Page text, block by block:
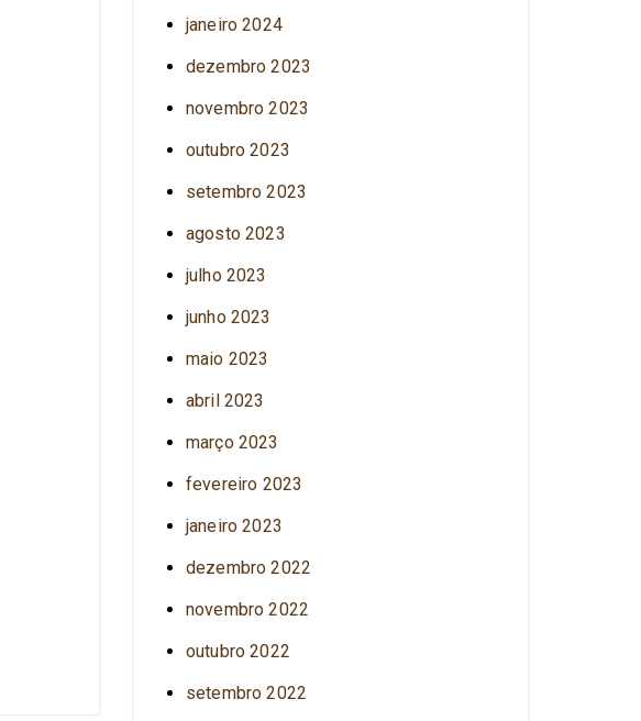
janeiro 2024
dezembro 2023
novembro 2023
outubro 2023
setembro 2023
agosto 2023
julho 2023
junho 2023
maio 2023
abril 2023
março 2023
fevereiro 2023
janeiro 2023
dezembro 2022
novembro 2022
outubro 2022
setembro 2022